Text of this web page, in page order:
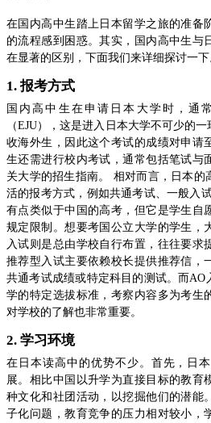
在国内高中生踏上日本留学之旅的准备
的流程感到困惑。其实，国内高中生与
在显著的区别，下面我们来详细探讨一下
1. 报考方式
国内高中生在申请日本大学时，通
（EJU），这是进入日本大学不可少的
收海外生，因此这个考试的成绩对申请
生还需进行校内考试，通常包括笔试与
关大学的招生指南。 相对而言，日本的
活的报考方式，例如共通考试、一般入
有点类似于中国的高考，但它是学生自
规定限制。想要考国公立大学的学生，
入试则是总由学校自行布置，往往要求
推荐型入试主要依赖校长提供推荐信，
共通考试成绩或特定科目的测试。而AO
学的特定选拔标准，考察内容多为考生
对学校的了解也非常重要。
2. 学习环境
在日本读高中的优势不少。首先，日
展。相比中国以升学为直接目标的教育
种文化和社团活动，以挖掘他们的潜能
子化问题，教育竞争的压力相对较小，